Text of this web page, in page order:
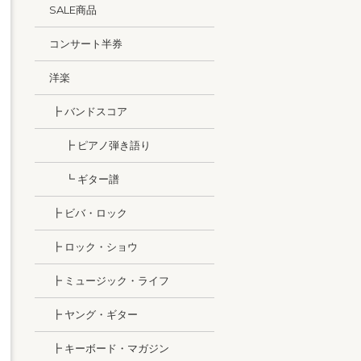
SALE商品
コンサート半券
洋楽
┣ バンドスコア
┣ ピアノ弾き語り
┗ ギター譜
┣ ビバ・ロック
┣ ロック・ショウ
┣ ミュージック・ライフ
┣ ヤング・ギター
┣ キーボード・マガジン